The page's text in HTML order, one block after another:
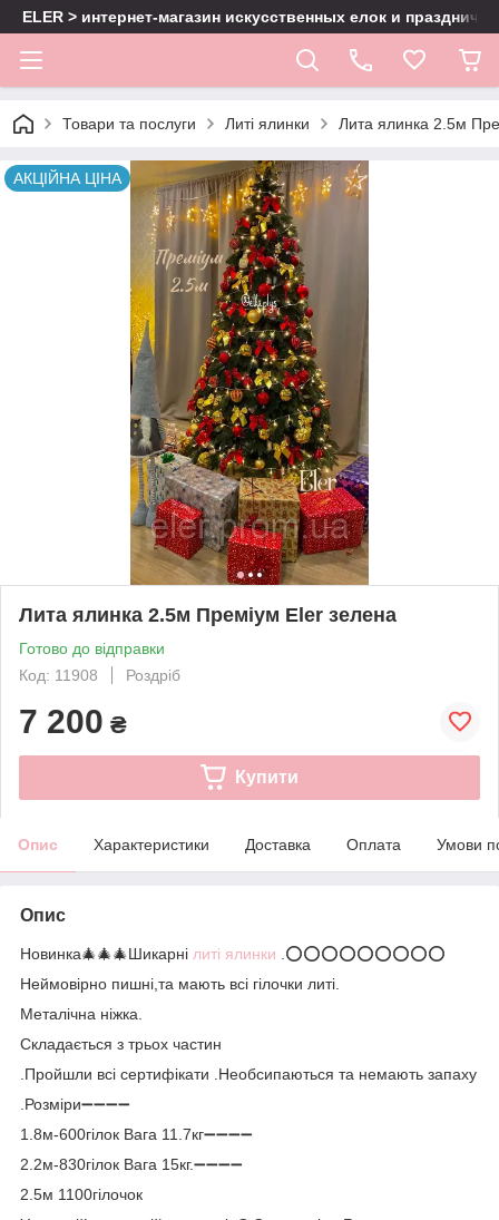
ELER > интернет-магазин искусственных елок и
Товари та послуги Литі ялинки Лита ялинка 2.5м
АКЦІЙНА ЦІНА
Лита ялинка 2.5м Преміум Eler зелена
Готово до відправки
Код: 11908
Роздріб
7 200 ₴
Купити
Опис Характеристики Доставка Оплата Умови
Опис
Новинка🎄🎄🎄Шикарні литі ялинки .⭕⭕⭕⭕⭕⭕⭕⭕⭕
Неймовірно пишні,та мають всі гілочки литі.
Металічна ніжка.
Складається з трьох частин
.Пройшли всі сертифікати .Необсипаються та немають запаху
.Розміри➖➖➖➖
1.8м-600гілок Вага 11.7кг➖➖➖➖
2.2м-830гілок Вага 15кг.➖➖➖➖
2.5м 1100гілочок